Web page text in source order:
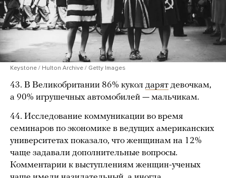
Keystone / Hulton Archive / Getty Images
43. В Великобритании 86% кукол дарят девочкам,
а 90% игрушечных автомобилей — мальчикам.
44. Исследование коммуникации во время
семинаров по экономике в ведущих американских
университетах показало, что женщинам на 12%
чаще задавали дополнительные вопросы.
Комментарии к выступлениям женщин-ученых